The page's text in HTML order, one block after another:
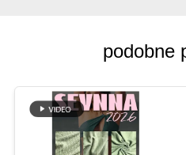
PRIVACY
POLICY
podobne